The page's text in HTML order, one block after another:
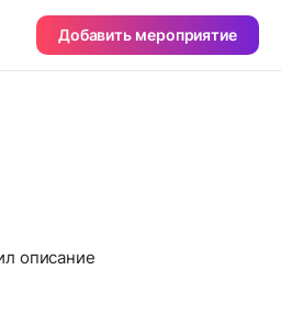
Добавить мероприятие
описание